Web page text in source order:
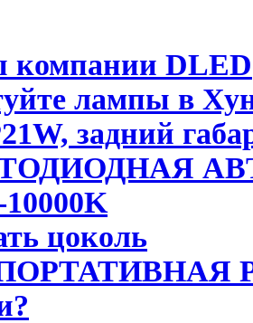
компании DLED
лампы в
задний
цоколь